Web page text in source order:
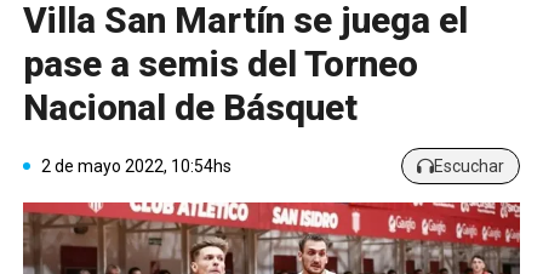
Villa San Martín se juega el
pase a semis del Torneo
Nacional de Básquet
2 de mayo 2022, 10:54hs Escuchar